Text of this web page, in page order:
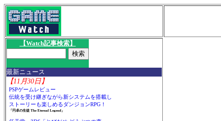
【Watch記事検索】
最新ニュース
【11月30日】
PSPゲームレビュー
伝統を受け継ぎながら新システムを搭載し
ストーリーも楽しめるダンジョンRPG！
「円卓の生徒 The Eternal Legend」